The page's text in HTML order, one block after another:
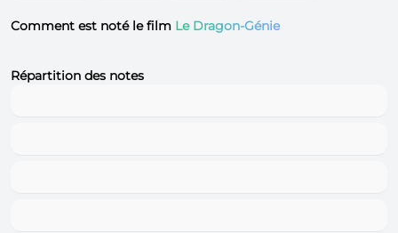
Comment est noté le film Le Dragon-Génie
Répartition des notes